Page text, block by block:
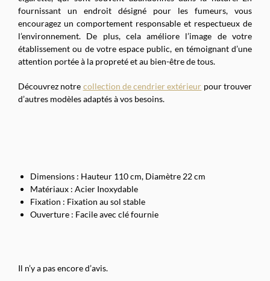
fournissant un endroit désigné pour les fumeurs, vous
encouragez un comportement responsable et respectueux de
l’environnement. De plus, cela améliore l’image de votre
établissement ou de votre espace public, en témoignant d’une
attention portée à la propreté et au bien-être de tous.
Découvrez notre collection de cendrier extérieur pour trouver
d’autres modèles adaptés à vos besoins.
Dimensions : Hauteur 110 cm, Diamètre 22 cm
Matériaux : Acier Inoxydable
Fixation : Fixation au sol stable
Ouverture : Facile avec clé fournie
Il n’y a pas encore d’avis.